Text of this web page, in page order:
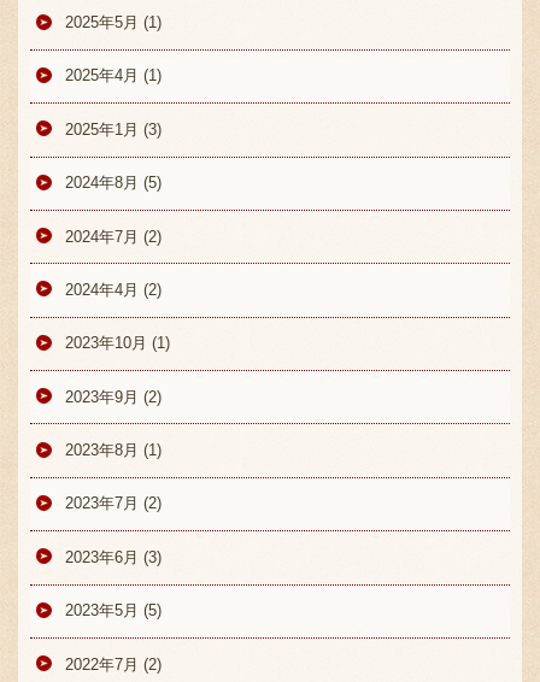
TEL:
FAX: 096-349-2288
2025年5月 (1)
2025年4月 (1)
2025年1月 (3)
2024年8月 (5)
2024年7月 (2)
2024年4月 (2)
2023年10月 (1)
2023年9月 (2)
2023年8月 (1)
2023年7月 (2)
2023年6月 (3)
2023年5月 (5)
2022年7月 (2)